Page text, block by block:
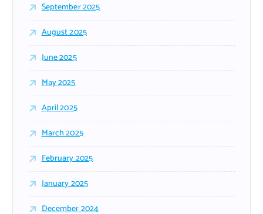
September 2025
August 2025
June 2025
May 2025
April 2025
March 2025
February 2025
January 2025
December 2024